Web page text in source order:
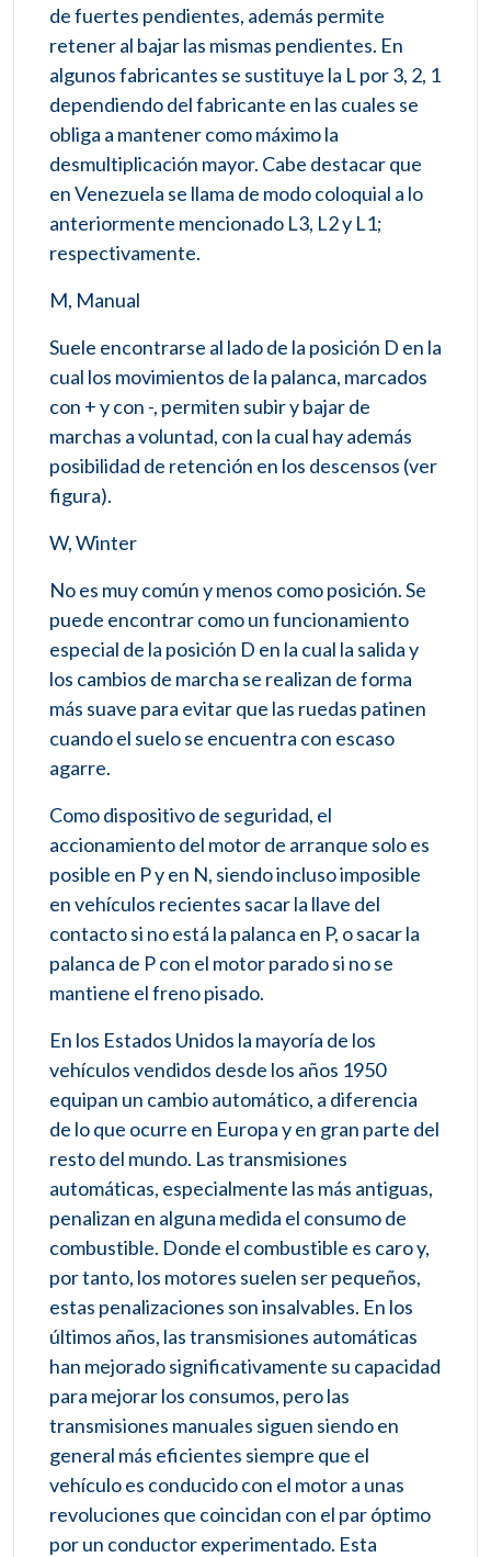
de fuertes pendientes, además permite
retener al bajar las mismas pendientes. En
algunos fabricantes se sustituye la L por 3, 2, 1
dependiendo del fabricante en las cuales se
obliga a mantener como máximo la
desmultiplicación mayor. Cabe destacar que
en Venezuela se llama de modo coloquial a lo
anteriormente mencionado L3, L2 y L1;
respectivamente.
M, Manual
Suele encontrarse al lado de la posición D en la
cual los movimientos de la palanca, marcados
con + y con -, permiten subir y bajar de
marchas a voluntad, con la cual hay además
posibilidad de retención en los descensos (ver
figura).
W, Winter
No es muy común y menos como posición. Se
puede encontrar como un funcionamiento
especial de la posición D en la cual la salida y
los cambios de marcha se realizan de forma
más suave para evitar que las ruedas patinen
cuando el suelo se encuentra con escaso
agarre.
Como dispositivo de seguridad, el
accionamiento del motor de arranque solo es
posible en P y en N, siendo incluso imposible
en vehículos recientes sacar la llave del
contacto si no está la palanca en P, o sacar la
palanca de P con el motor parado si no se
mantiene el freno pisado.
En los Estados Unidos la mayoría de los
vehículos vendidos desde los años 1950
equipan un cambio automático, a diferencia
de lo que ocurre en Europa y en gran parte del
resto del mundo. Las transmisiones
automáticas, especialmente las más antiguas,
penalizan en alguna medida el consumo de
combustible. Donde el combustible es caro y,
por tanto, los motores suelen ser pequeños,
estas penalizaciones son insalvables. En los
últimos años, las transmisiones automáticas
han mejorado significativamente su capacidad
para mejorar los consumos, pero las
transmisiones manuales siguen siendo en
general más eficientes siempre que el
vehículo es conducido con el motor a unas
revoluciones que coincidan con el par óptimo
por un conductor experimentado. Esta